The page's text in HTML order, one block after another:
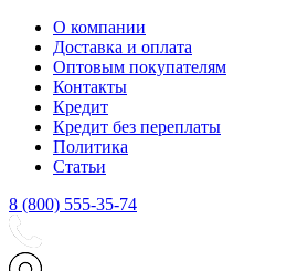
О компании
Доставка и оплата
Оптовым покупателям
Контакты
Кредит
Кредит без переплаты
Политика
Статьи
8 (800) 555-35-74